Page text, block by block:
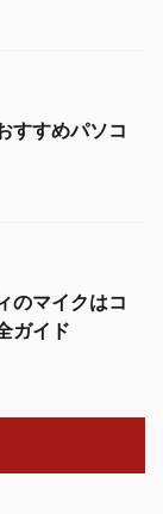
すすめパソコ
のマイクはコ
ガイド